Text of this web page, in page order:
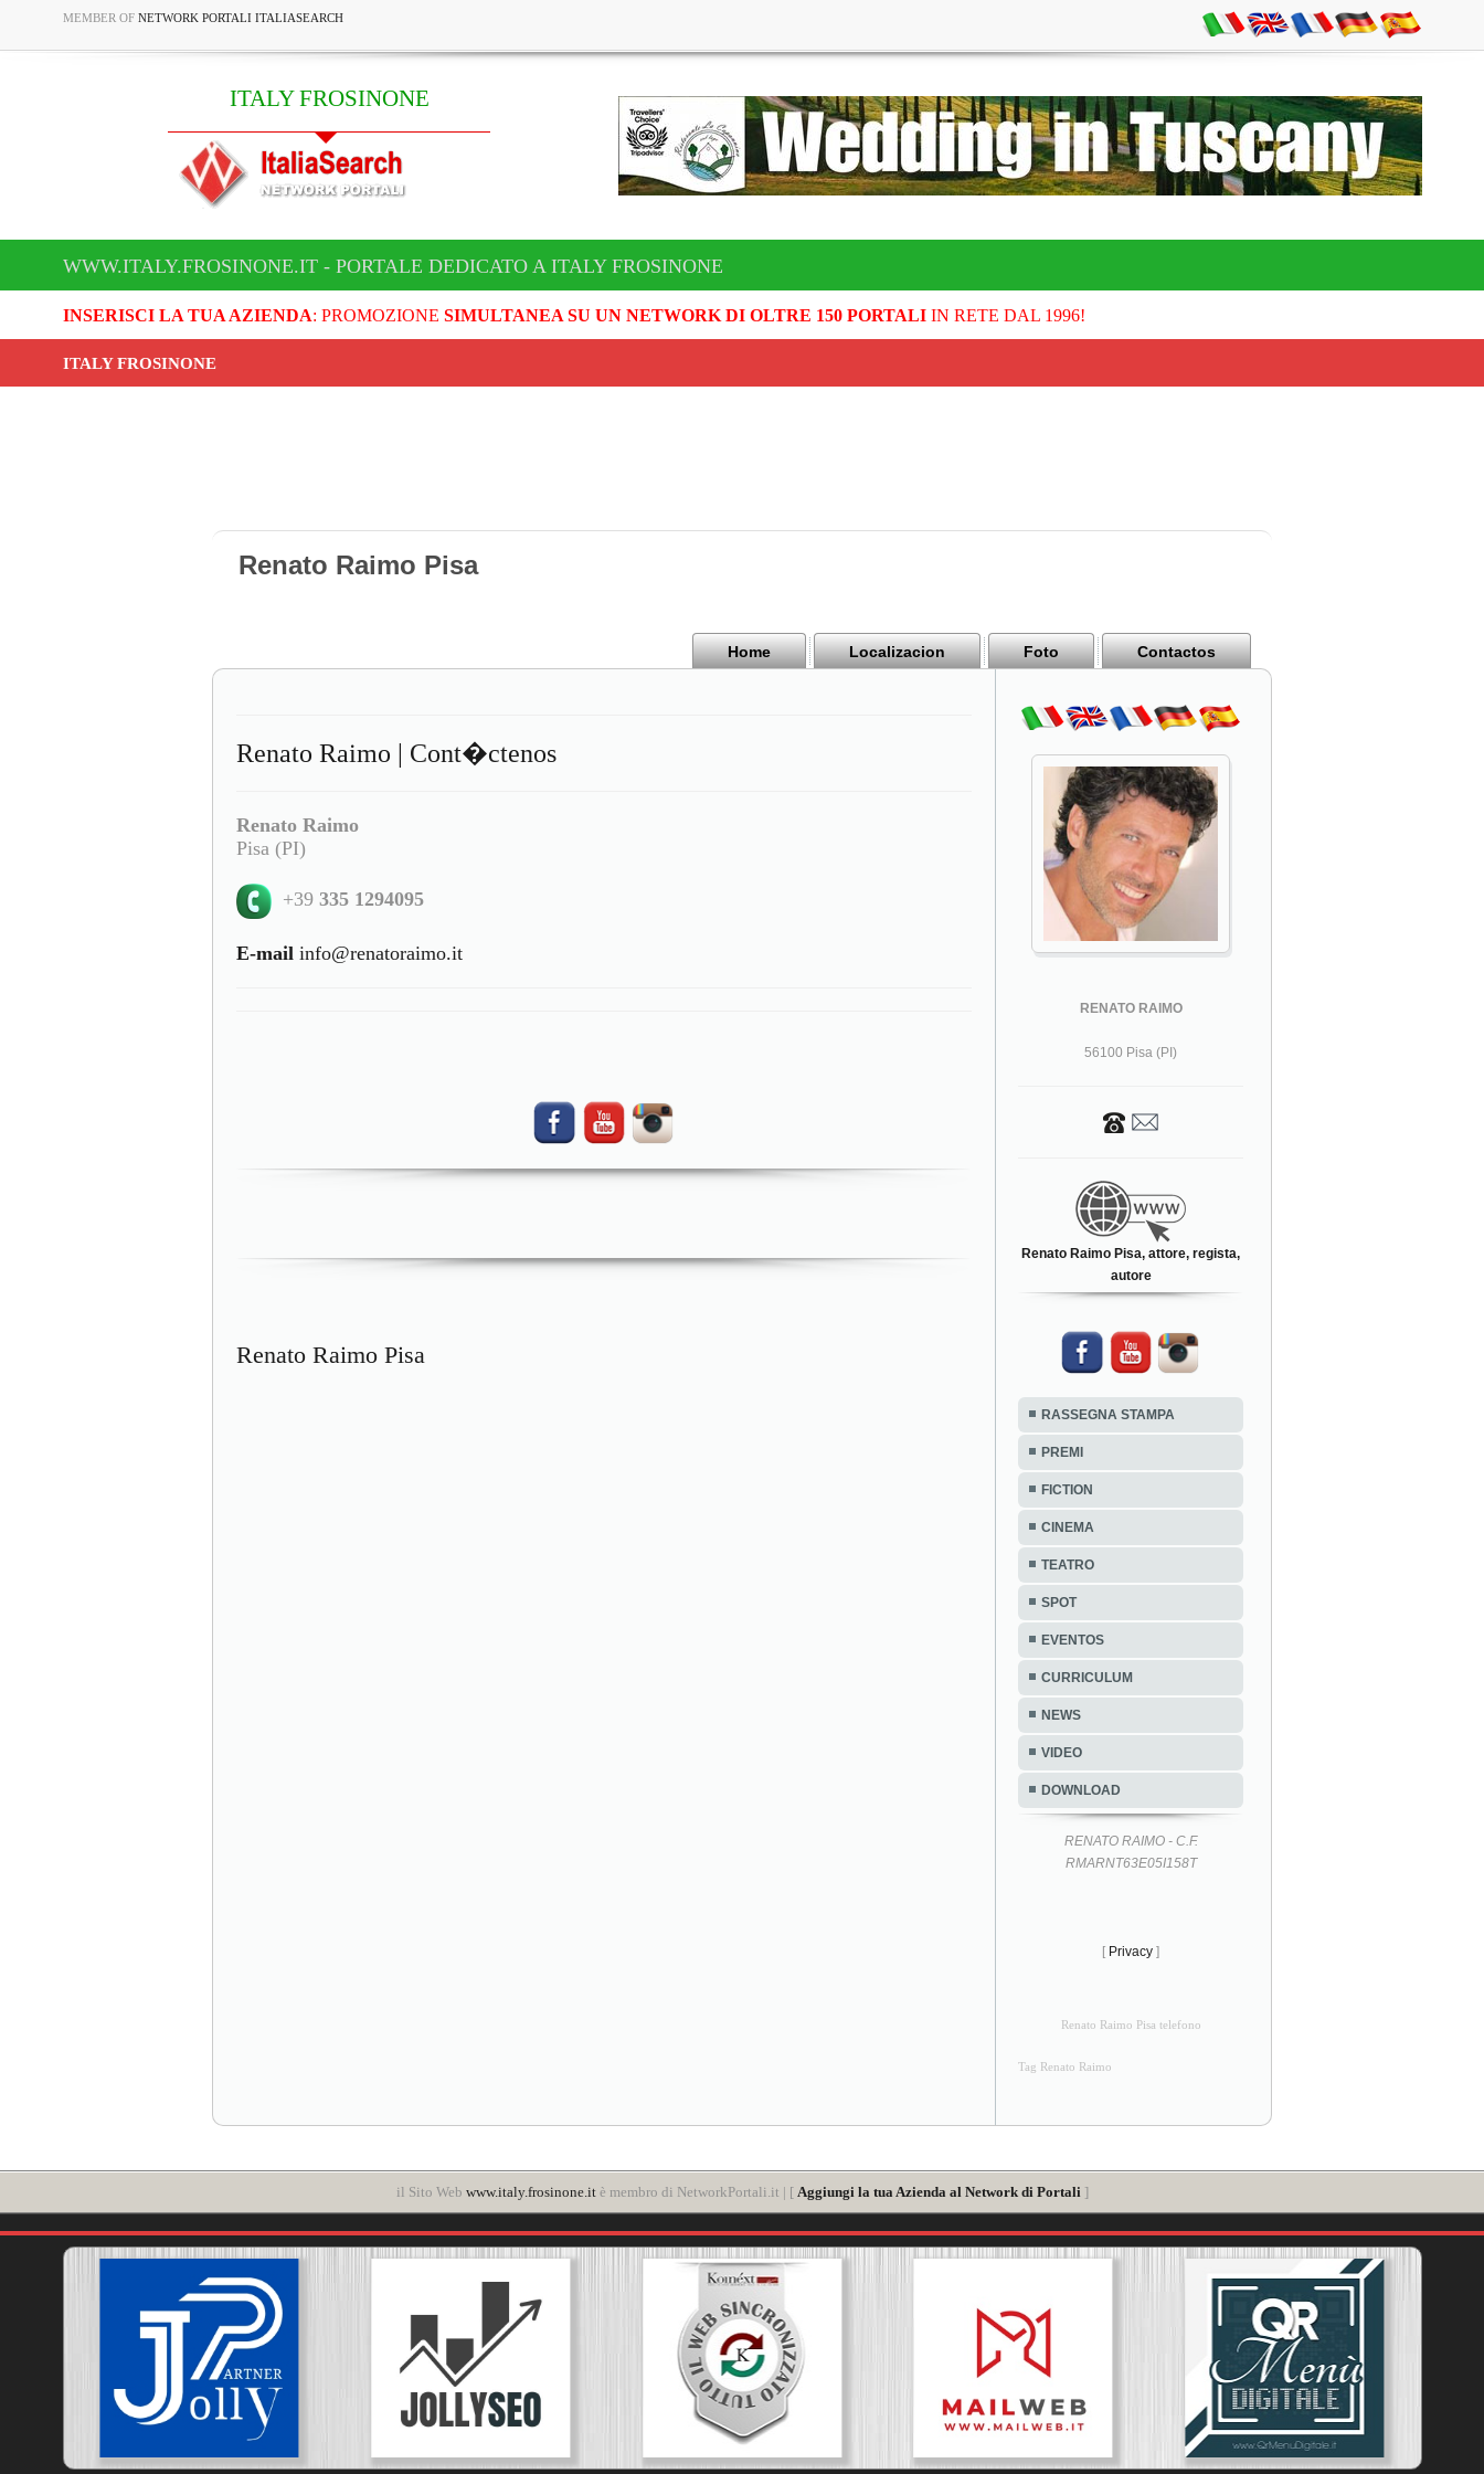
MEMBER OF NETWORK PORTALI ITALIASEARCH
ITALY FROSINONE
WWW.ITALY.FROSINONE.IT - PORTALE DEDICATO A ITALY FROSINONE
INSERISCI LA TUA AZIENDA: PROMOZIONE SIMULTANEA SU UN NETWORK DI OLTRE 150 PORTALIIN RETE DAL 1996!
ITALY FROSINONE
Renato Raimo Pisa
Home Localizacion Foto Contactos
Renato Raimo | Cont�ctenos
Renato Raimo
Pisa (PI)
+39 335 1294095
E-mail info@renatoraimo.it
Renato Raimo Pisa
RENATO RAIMO
56100 Pisa (PI)
Renato Raimo Pisa, attore, regista,
autore
RASSEGNA STAMPA
PREMI
FICTION
CINEMA
TEATRO
SPOT
EVENTOS
CURRICULUM
NEWS
VIDEO
DOWNLOAD
RENATO RAIMO - C.F.
RMARNT63E05I158T
[ Privacy ]
Renato Raimo Pisa telefono
Tag Renato Raimo
il Sito Web www.italy.frosinone.itè membro di NetworkPortali.it | [ Aggiungi la tua Azienda al Network di Portali ]